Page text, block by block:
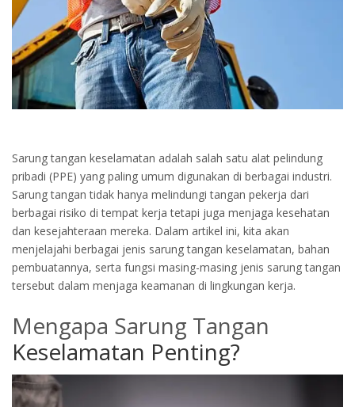
Lost password?
Or login with
Sarung tangan keselamatan adalah salah satu alat pelindung
pribadi (PPE) yang paling umum digunakan di berbagai industri.
Sarung tangan tidak hanya melindungi tangan pekerja dari
berbagai risiko di tempat kerja tetapi juga menjaga kesehatan
dan kesejahteraan mereka. Dalam artikel ini, kita akan
menjelajahi berbagai jenis sarung tangan keselamatan, bahan
pembuatannya, serta fungsi masing-masing jenis sarung tangan
tersebut dalam menjaga keamanan di lingkungan kerja.
Mengapa Sarung Tangan
Keselamatan Penting?